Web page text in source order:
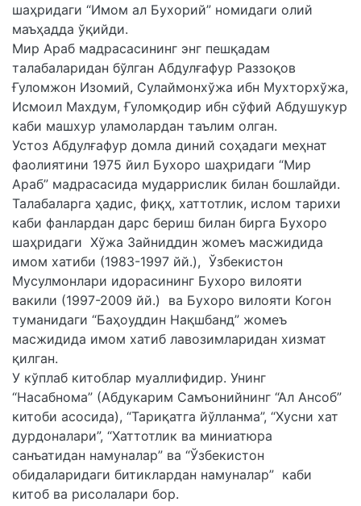
шаҳридаги “Имом ал Бухорий” номидаги олий
маъҳадда ўқийди.
Мир Араб мадрасасининг энг пешқадам
талабаларидан бўлган Абдулғафур Раззоқов
Ғуломжон Изомий, Сулаймонхўжа ибн Мухторхўжа,
Исмоил Махдум, Ғуломқодир ибн сўфий Абдушукур
каби машхур уламолардан таълим олган.
Устоз Абдулғафур домла диний соҳадаги меҳнат
фаолиятини 1975 йил Бухоро шаҳридаги “Мир
Араб” мадрасасида мударрислик билан бошлайди.
Талабаларга ҳадис, фиқҳ, хаттотлик, ислом тарихи
каби фанлардан дарс бериш билан бирга Бухоро
шаҳридаги Хўжа Зайниддин жомеъ масжидида
имом хатиби (1983-1997 йй.), Ўзбекистон
Мусулмонлари идорасининг Бухоро вилояти
вакили (1997-2009 йй.) ва Бухоро вилояти Когон
туманидаги “Баҳоуддин Нақшбанд” жомеъ
масжидида имом хатиб лавозимларидан хизмат
қилган.
У кўплаб китоблар муаллифидир. Унинг
“Насабнома” (Абдукарим Самъонийнинг “Ал Ансоб”
китоби асосида), “Тариқатга йўлланма”, “Хусни хат
дурдоналари”, “Хаттотлик ва миниатюра
санъатидан намуналар” ва “Ўзбекистон
обидаларидаги битиклардан намуналар” каби
китоб ва рисолалари бор.